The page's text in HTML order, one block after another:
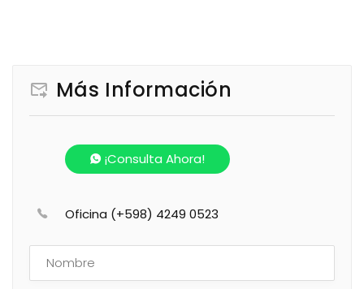
Más Información
¡Consulta Ahora!
Oficina (+598) 4249 0523